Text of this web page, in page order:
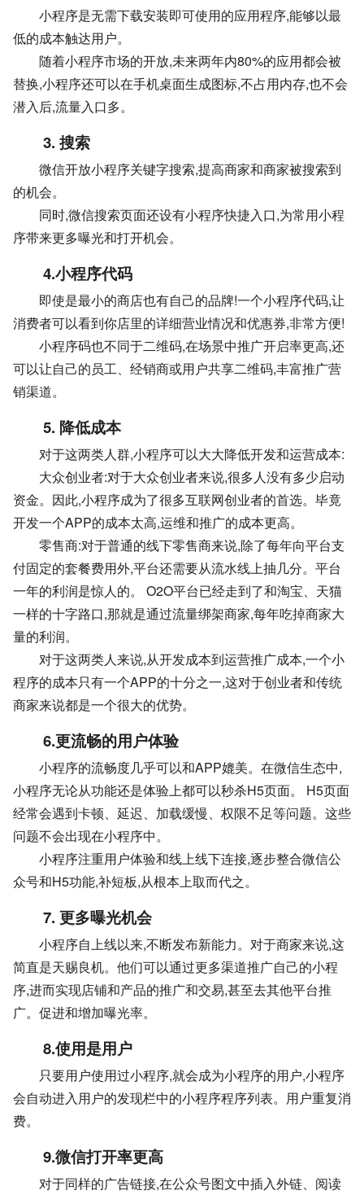
小程序是无需下载安装即可使用的应用程序,能够以最
低的成本触达用户。
随着小程序市场的开放,未来两年内80%的应用都会被
替换,小程序还可以在手机桌面生成图标,不占用内存,也不会
潜入后,流量入口多。
3. 搜索
微信开放小程序关键字搜索,提高商家和商家被搜索到
的机会。
同时,微信搜索页面还设有小程序快捷入口,为常用小程
序带来更多曝光和打开机会。
4.小程序代码
即使是最小的商店也有自己的品牌!一个小程序代码,让
消费者可以看到你店里的详细营业情况和优惠券,非常方便!
小程序码也不同于二维码,在场景中推广开启率更高,还
可以让自己的员工、经销商或用户共享二维码,丰富推广营
销渠道。
5. 降低成本
对于这两类人群,小程序可以大大降低开发和运营成本:
大众创业者:对于大众创业者来说,很多人没有多少启动
资金。因此,小程序成为了很多互联网创业者的首选。毕竟
开发一个APP的成本太高,运维和推广的成本更高。
零售商:对于普通的线下零售商来说,除了每年向平台支
付固定的套餐费用外,平台还需要从流水线上抽几分。平台
一年的利润是惊人的。 O2O平台已经走到了和淘宝、天猫
一样的十字路口,那就是通过流量绑架商家,每年吃掉商家大
量的利润。
对于这两类人来说,从开发成本到运营推广成本,一个小
程序的成本只有一个APP的十分之一,这对于创业者和传统
商家来说都是一个很大的优势。
6.更流畅的用户体验
小程序的流畅度几乎可以和APP媲美。在微信生态中,
小程序无论从功能还是体验上都可以秒杀H5页面。 H5页面
经常会遇到卡顿、延迟、加载缓慢、权限不足等问题。这些
问题不会出现在小程序中。
小程序注重用户体验和线上线下连接,逐步整合微信公
众号和H5功能,补短板,从根本上取而代之。
7. 更多曝光机会
小程序自上线以来,不断发布新能力。对于商家来说,这
简直是天赐良机。他们可以通过更多渠道推广自己的小程
序,进而实现店铺和产品的推广和交易,甚至去其他平台推
广。促进和增加曝光率。
8.使用是用户
只要用户使用过小程序,就会成为小程序的用户,小程序
会自动进入用户的发现栏中的小程序程序列表。用户重复消
费。
9.微信打开率更高
对于同样的广告链接,在公众号图文中插入外链、阅读